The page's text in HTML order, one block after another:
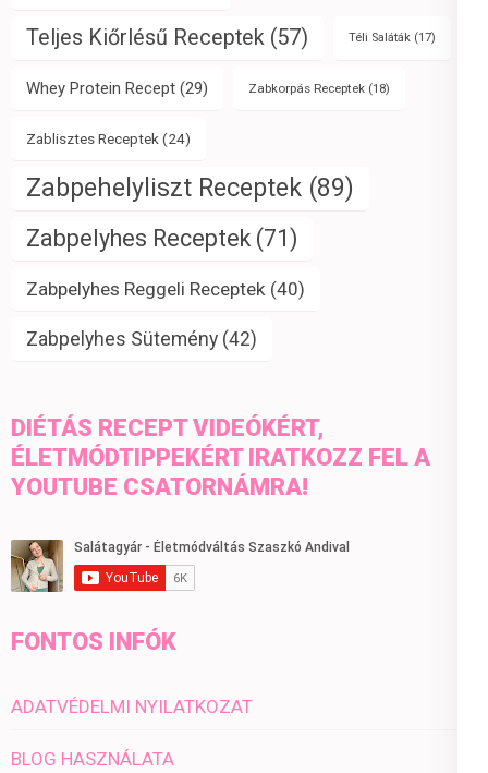
Teljes Kiőrlésű Receptek (57) Téli Saláták (17)
Whey Protein Recept (29) Zabkorpás Receptek (18)
Zablisztes Receptek (24)
Zabpehelyliszt Receptek (89)
Zabpelyhes Receptek (71)
Zabpelyhes Reggeli Receptek (40)
Zabpelyhes Sütemény (42)
DIÉTÁS RECEPT VIDEÓKÉRT,
ÉLETMÓDTIPPEKÉRT IRATKOZZ FEL A
YOUTUBE CSATORNÁMRA!
FONTOS INFÓK
ADATVÉDELMI NYILATKOZAT
BLOG HASZNÁLATA